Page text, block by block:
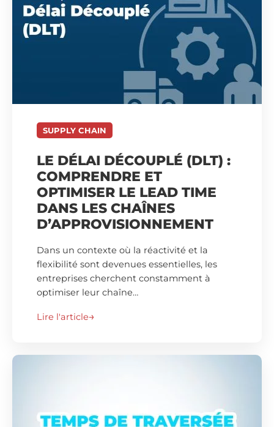
SUPPLY CHAIN
LE DÉLAI DÉCOUPLÉ (DLT) :
COMPRENDRE ET
OPTIMISER LE LEAD TIME
DANS LES CHAÎNES
D’APPROVISIONNEMENT
Dans un contexte où la réactivité et la
flexibilité sont devenues essentielles, les
entreprises cherchent constamment à
optimiser leur chaîne…
Lire l'article